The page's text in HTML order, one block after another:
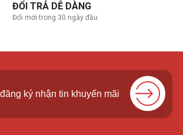
ĐỔI TRẢ DỄ DÀNG
Đổi mới trong 30 ngày đầu